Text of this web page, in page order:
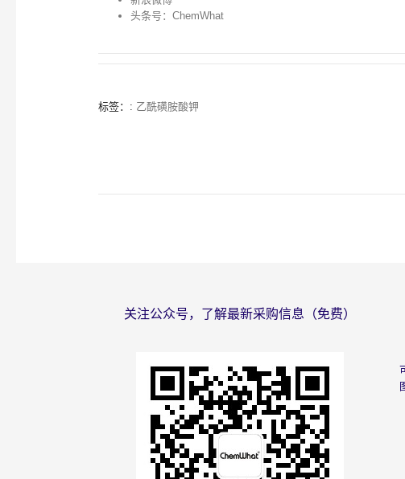
头条号：ChemWhat
标签：: 乙酰磺胺酸钾
关注公众号，了解最新采购信息（免费）